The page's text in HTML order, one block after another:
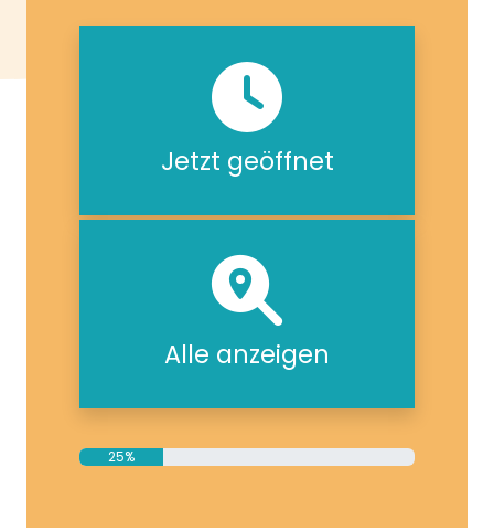
Jetzt geöffnet
Alle anzeigen
25%